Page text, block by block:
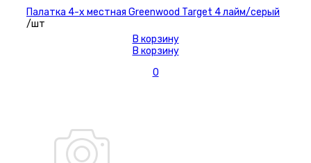
Палатка 4-х местная Greenwood Target 4 лайм/серый
/шт
В корзину
В корзину
0